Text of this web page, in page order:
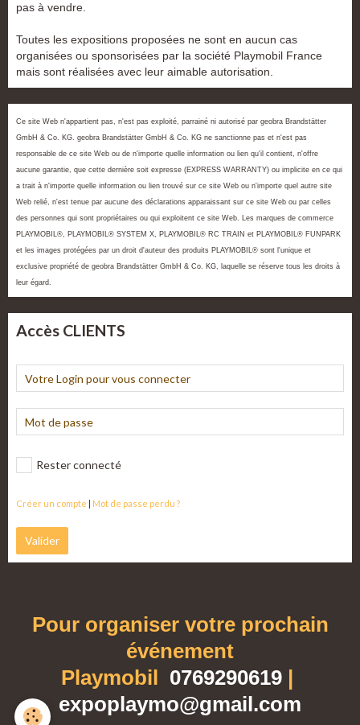
pas à vendre.
Toutes les expositions proposées ne sont en aucun cas
organisées ou sponsorisées par la société Playmobil France
mais sont réalisées avec leur aimable autorisation.
Ce site Web n'appartient pas, n'est pas exploité, parrainé ni autorisé par geobra Brandstätter
GmbH & Co. KG. geobra Brandstätter GmbH & Co. KG ne sanctionne pas et n'est pas
responsable de ce site Web ou de n'importe quelle information ou lien qu'il contient, n'offre
aucune garantie, que cette dernière soit expresse (EXPRESS WARRANTY) ou implicite en ce qui
a trait à n'importe quelle information ou lien trouvé sur ce site Web ou n'importe quel autre site
Web relié, n'est tenue par aucune des déclarations apparaissant sur ce site Web ou par celles
des personnes qui sont propriétaires ou qui exploitent ce site Web. Les marques de commerce
PLAYMOBIL®, PLAYMOBIL® SYSTEM X, PLAYMOBIL® RC TRAIN et PLAYMOBIL® FUNPARK
et les images protégées par un droit d'auteur des produits PLAYMOBIL® sont l'unique et
exclusive propriété de geobra Brandstätter GmbH & Co. KG, laquelle se réserve tous les droits à
leur égard.
Accès CLIENTS
Rester connecté
Créer un compte Mot de passe perdu ?
Valider
Pour organiser votre prochain
événement
Playmobil 0769290619 |
expoplaymo@gmail.com